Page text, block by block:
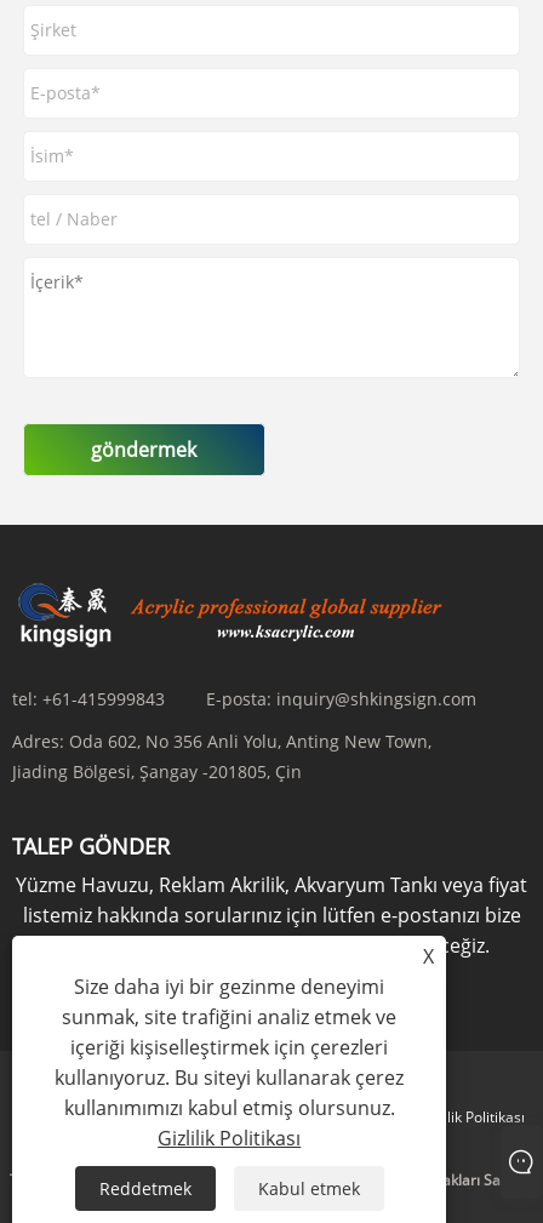
göndermek
tel: +61-415999843 E-posta: inquiry@shkingsign.com
Adres: Oda 602, No 356 Anli Yolu, Anting New Town,
Jiading Bölgesi, Şangay -201805, Çin
TALEP GÖNDER
Yüzme Havuzu, Reklam Akrilik, Akvaryum Tankı veya fiyat
listemiz hakkında sorularınız için lütfen e-postanızı bize
bırakın, 24 saat içinde sizinle iletişime geçeceğiz.
ŞİMDİ SORUŞTUR
Links Sitemap RSS XML Gizlilik Politikası
Telif Hakkı © 2021 KINGSIGN INDUSTRY (CHINA) LIMITED Tüm Hakları Saklıdır
X
Size daha iyi bir gezinme deneyimi
sunmak, site trafiğini analiz etmek ve
içeriği kişiselleştirmek için çerezleri
kullanıyoruz. Bu siteyi kullanarak çerez
kullanımımızı kabul etmiş olursunuz.
Gizlilik Politikası
Reddetmek Kabul etmek